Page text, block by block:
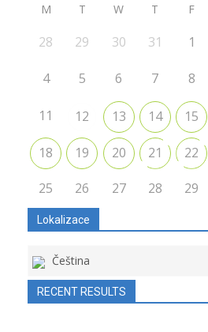
M T W T F
28 29 30 31 1
4 5 6 7 8
11 12 13 14 15
18 19 20 21 22
25 26 27 28 29
Lokalizace
Čeština
RECENT RESULTS